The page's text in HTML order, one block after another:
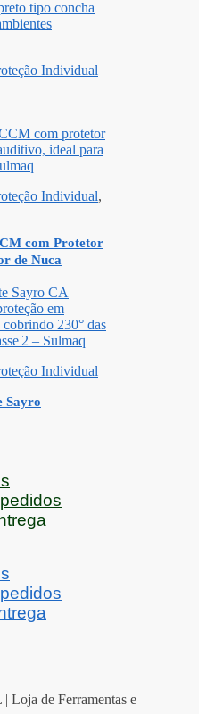
Individual
Individual,
com Protetor
de Nuca
Individual
Sayro
Loja de Ferramentas e